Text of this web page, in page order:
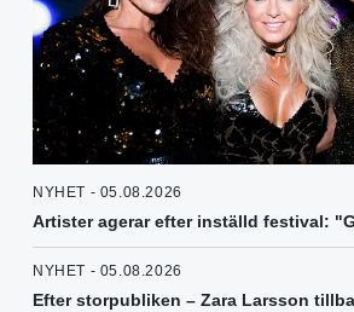
NYHET - 05.08.2026
Artister agerar efter inställd festival:
NYHET - 05.08.2026
Efter storpubliken – Zara Larsson